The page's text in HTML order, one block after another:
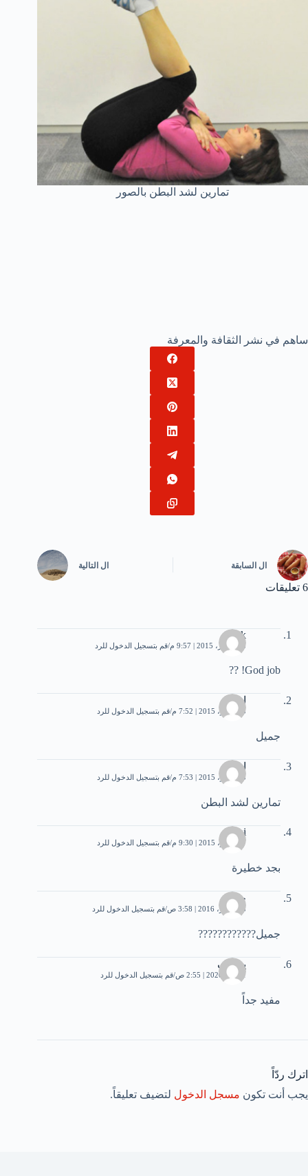
تمارين لشد البطن بالصور
ساهم في نشر الثقافة والمعرفة
ال السابقة ال التالية
6 تعليقات
Jack
28 أكتوبر، 2015 | 9:57 م قم بتسجيل الدخول للرد
God job! ??
احمد
5 نوفمبر، 2015 | 7:52 م قم بتسجيل الدخول للرد
جميل
احمد
5 نوفمبر، 2015 | 7:53 م قم بتسجيل الدخول للرد
تمارين لشد البطن
hk,ai
7 نوفمبر، 2015 | 9:30 م قم بتسجيل الدخول للرد
بجد خطيرة
حمد
8 سبتمبر، 2016 | 3:58 ص قم بتسجيل الدخول للرد
جميل????????????
يوسف
1 مايو، 2020 | 2:55 ص قم بتسجيل الدخول للرد
مفيد جداً
اترك ردّاً
يجب أنت تكون مسجل الدخول لتضيف تعليقاً.